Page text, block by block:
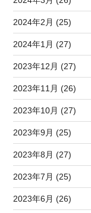
2024年2月 (25)
2024年1月 (27)
2023年12月 (27)
2023年11月 (26)
2023年10月 (27)
2023年9月 (25)
2023年8月 (27)
2023年7月 (25)
2023年6月 (26)